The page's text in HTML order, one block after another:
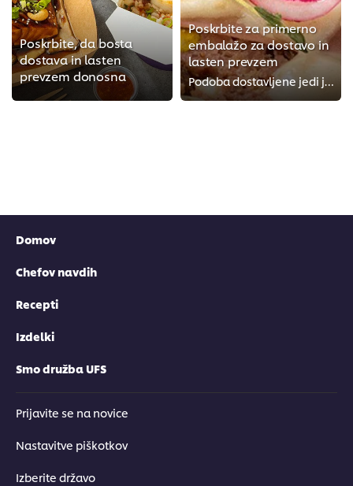
Poskrbite, da bosta
dostava in lasten
prevzem donosna
Poskrbite za primerno
embalažo za dostavo in
lasten prevzem
Podoba dostavljene jedi je ključna. Ključen je prvi vtis.
Domov
Chefov navdih
Recepti
Izdelki
Smo družba UFS
Prijavite se na novice
Nastavitve piškotkov
Izberite državo